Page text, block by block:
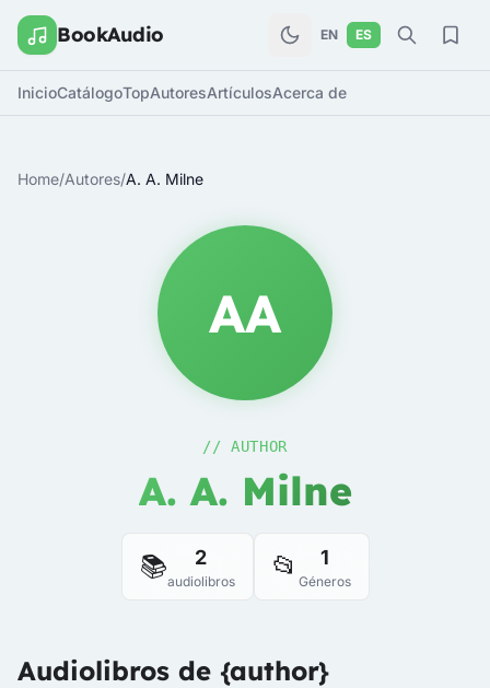
BookAudio EN ES
InicioCatálogoTopAutoresArtículosAcerca de
Home/Autores/A. A. Milne
AA
// AUTHOR
A. A. Milne
📚 2
audiolibros 📂 1
Géneros
Audiolibros de {author}